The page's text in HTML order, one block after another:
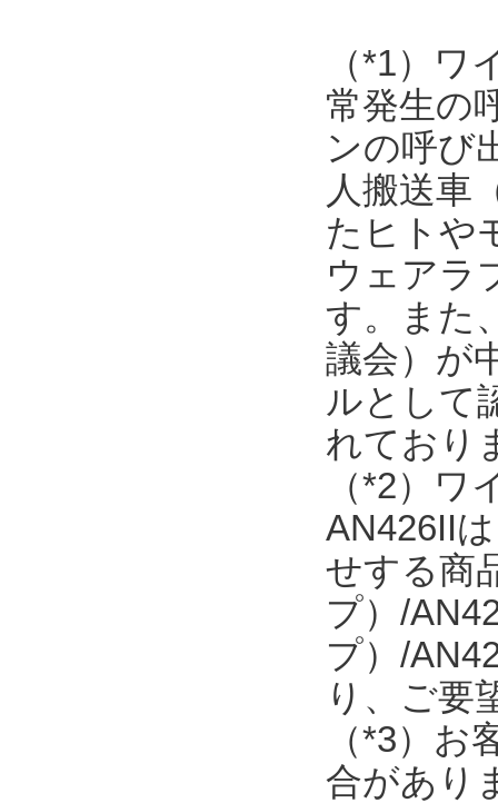
（*1）
常発生の
ンの呼び
人搬送車
たヒトや
ウェアラ
す。また
議会）が
ルとして
れており
（*2）
AN426II
せする商
プ）/
プ）/
り、ご
（*3）
合があり